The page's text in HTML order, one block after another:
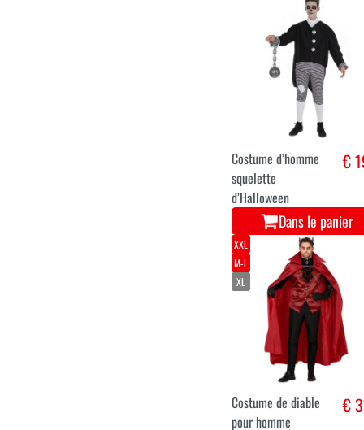
Déguisement
Beetlejuice pour
hommes pour
€
Dans le panier
Costume d’homme
squelette
d’Halloween
€
Dans le panier
M-L